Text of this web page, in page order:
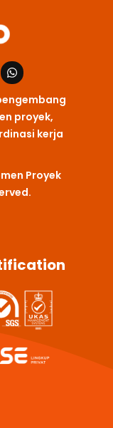
W
h
t
s
a
p
proyek,
kerja
Proyek